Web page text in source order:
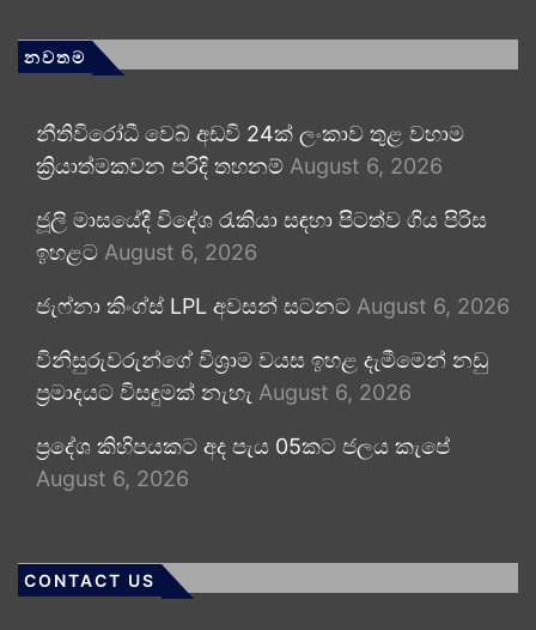
නවතම
නීතිවිරෝධී වෙබ් අඩවි 24ක් ලංකාව තුළ වහාම
ක්‍රියාත්මකවන පරිදි තහනම් August 6, 2026
ජූලි මාසයේදී විදේශ රැකියා සඳහා පිටත්ව ගිය පිරිස
ඉහළට August 6, 2026
ජැෆ්නා කිංග්ස් LPL අවසන් සටනට August 6, 2026
විනිසුරුවරුන්ගේ විශ්‍රාම වයස ඉහළ දැමීමෙන් නඩු
ප්‍රමාදයට විසඳුමක් නැහැ August 6, 2026
ප්‍රදේශ කිහිපයකට අද පැය 05කට ජලය කැපේ
August 6, 2026
CONTACT US